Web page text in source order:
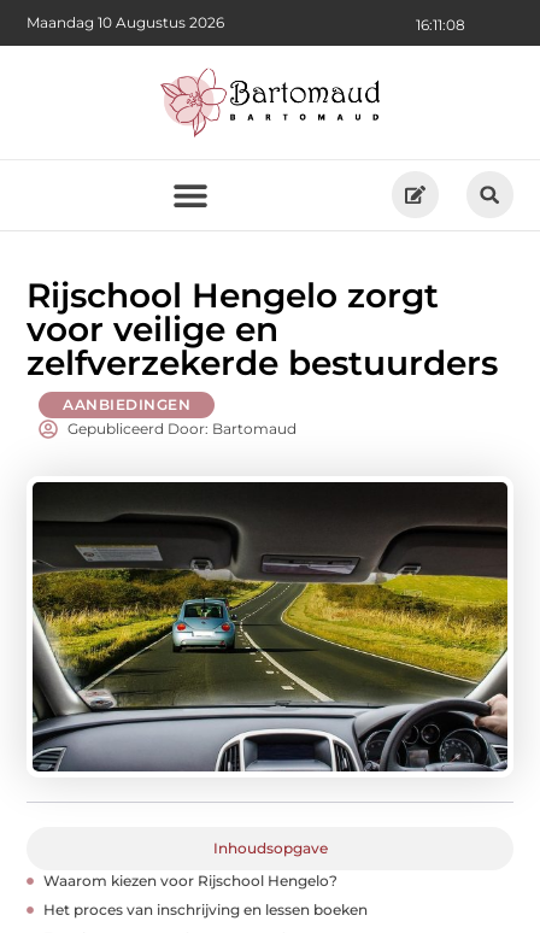
16:11:10
Maandag 10 Augustus 2026
Rijschool Hengelo zorgt
voor veilige en
zelfverzekerde bestuurders
AANBIEDINGEN
Gepubliceerd Door: Bartomaud
Inhoudsopgave
Waarom kiezen voor Rijschool Hengelo?
Het proces van inschrijving en lessen boeken